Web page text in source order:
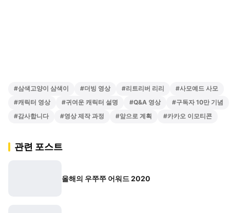
#삼색고양이 삼색이 #더빙 영상 #리트리버 리리 #사모예드 사모
#캐릭터 영상 #귀여운 캐릭터 설명 #Q&A 영상 #구독자 10만 기념
#감사합니다 #영상 제작 과정 #앞으로 계획 #카카오 이모티콘
관련 포스트
올해의 우쭈쭈 어워드 2020